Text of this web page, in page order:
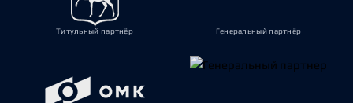
Титульный партнёр Генеральный партнёр